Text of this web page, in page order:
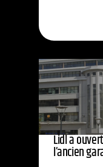
Lidl a
l’ancien